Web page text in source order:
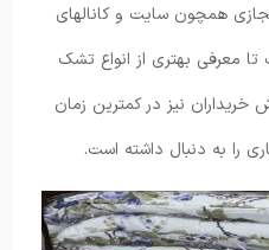
همچون سایت و کانالهای
معرفی بهتری از انواع تشک
نیز در کمترین زمان
را به دنبال داشته است.